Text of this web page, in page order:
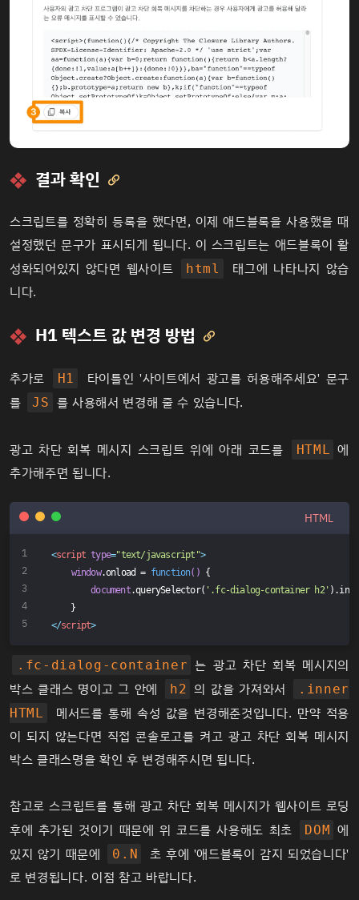
결과 확인 
스크립트를 정확히 등록을 했다면, 이제 애드블록을 사용했을 때
설정했던 문구가 표시되게 됩니다. 이 스크립트는 애드블록이 활
성화되어있지 않다면 웹사이트
html
태그에 나타나지 않습
니다.
H1 텍스트 값 변경 방법 
추가로 H1
타이틀인 '사이트에서 광고를 허용해주세요' 문구
를
JS 를 사용해서 변경해 줄 수 있습니다.
광고 차단 회복 메시지 스크립트 위에 아래 코드를 HTML 에
추가해주면 됩니다.
HTML
<script type="text/javascript">
window.onload = function( ) {
document.querySelector( '.fc-dialog-container h2'
    }
</script>
.fc-dialog-container 는 광고 차단 회복 메시지의
박스 클래스 명이고 그 안에
h2 의 값을 가져와서
.inner
HTML
메서드를 통해 속성 값을 변경해준것입니다. 만약 적용
이 되지 않는다면 직접 콘솔로고를 켜고 광고 차단 회복 메시지
박스 클래스명을 확인 후 변경해주시면 됩니다.
참고로 스크립트를 통해 광고 차단 회복 메시지가 웹사이트 로딩
후에 추가된 것이기 때문에 위 코드를 사용해도 최초
DOM 에
있지 않기 때문에
0.N
초 후에 '애드블록이 감지 되었습니다'
로 변경됩니다. 이점 참고 바랍니다.